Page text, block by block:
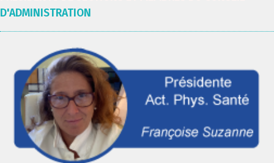
D'ADMINISTRATION